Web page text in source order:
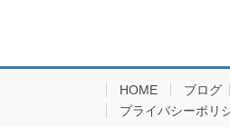
HOME ブログ
プライバシーポリ